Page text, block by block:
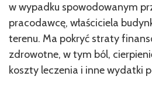
w wypadku spowodowanym
pracodawcę, właściciela
terenu. Ma pokryć straty
zdrowotne, w tym ból,
koszty leczenia i inne wydatki